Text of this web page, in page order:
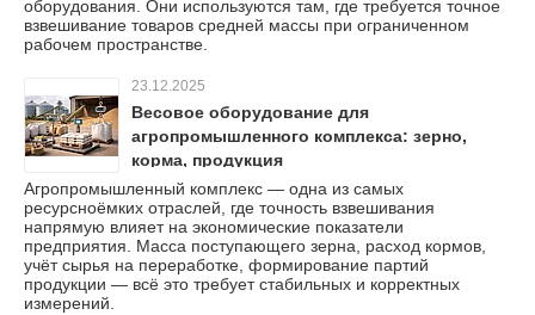
оборудования. Они используются там, где требуется точное
взвешивание товаров средней массы при ограниченном
рабочем пространстве.
23.12.2025
Весовое оборудование для
агропромышленного комплекса: зерно,
корма, продукция
Агропромышленный комплекс — одна из самых
ресурсноёмких отраслей, где точность взвешивания
напрямую влияет на экономические показатели
предприятия. Масса поступающего зерна, расход кормов,
учёт сырья на переработке, формирование партий
продукции — всё это требует стабильных и корректных
измерений.